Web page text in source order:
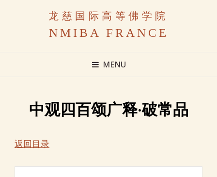
龙慈国际高等佛学院
NMIBA FRANCE
MENU
中观四百颂广释·破常品
返回目录